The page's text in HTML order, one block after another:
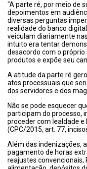
“A parte ré, por meio de
depoimentos em
diversas perguntas
realidade do banco
veiculam diariamente
intuito era tentar
desacordo com o
produtos e expõe seu
A atitude da parte ré
atos processuais que
dos servidores e dos
Não se pode esquecer
participam do processo,
proceder com lealdade
(CPC/2015, art. 77,
Além das indenizações,
pagamento de horas
reajustes convencionais,